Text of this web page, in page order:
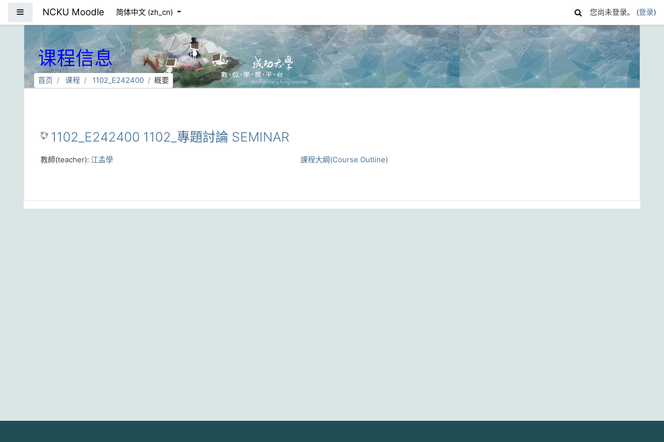
停靠面板NCKU Moodle 简体中文 ‎(zh_cn)‎ 您尚未登录。 (登录)
课程信息
首页 课程 1102_E242400 概要
1102_E242400 1102_專題討論 SEMINAR
課程大綱(Course Outline)
教師(teacher): 江孟學